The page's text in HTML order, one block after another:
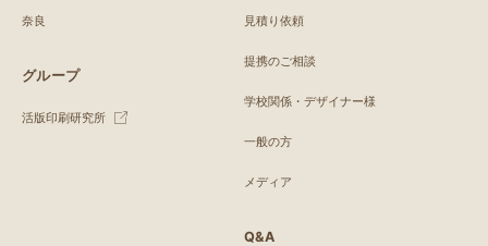
奈良
グループ
活版印刷研究所
見積り依頼
提携のご相談
学校関係・デザイナー様
一般の方
メディア
Q&A